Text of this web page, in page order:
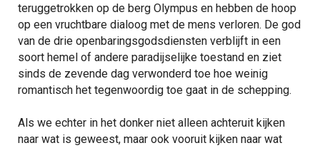
teruggetrokken op de berg Olympus en hebben de hoop
op een vruchtbare dialoog met de mens verloren. De god
van de drie openbaringsgodsdiensten verblijft in een
soort hemel of andere paradijselijke toestand en ziet
sinds de zevende dag verwonderd toe hoe weinig
romantisch het tegenwoordig toe gaat in de schepping.
Als we echter in het donker niet alleen achteruit kijken
naar wat is geweest, maar ook vooruit kijken naar wat